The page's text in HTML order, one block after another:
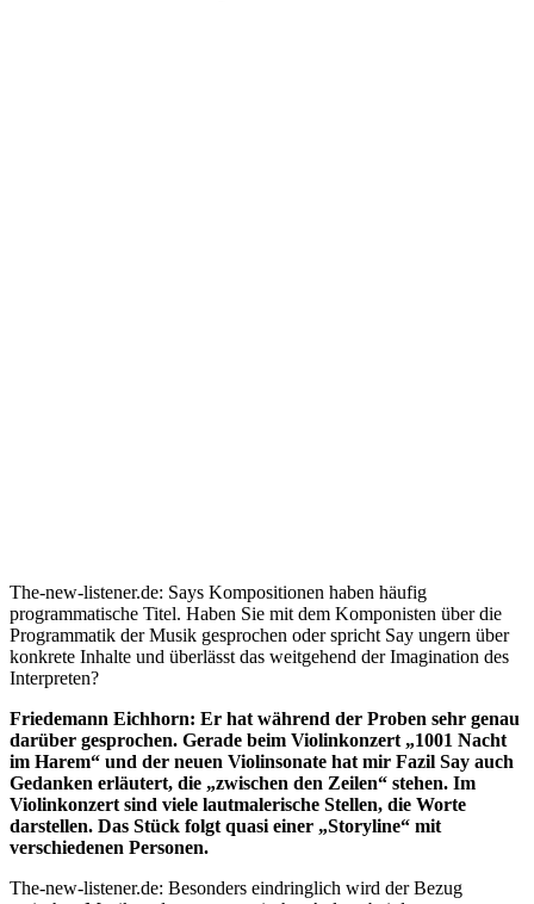
The-new-listener.de: Says Kompositionen haben häufig
programmatische Titel. Haben Sie mit dem Komponisten über die
Programmatik der Musik gesprochen oder spricht Say ungern über
konkrete Inhalte und überlässt das weitgehend der Imagination des
Interpreten?
Friedemann Eichhorn: Er hat während der Proben sehr genau
darüber gesprochen. Gerade beim Violinkonzert „1001 Nacht
im Harem“ und der neuen Violinsonate hat mir Fazil Say auch
Gedanken erläutert, die „zwischen den Zeilen“ stehen. Im
Violinkonzert sind viele lautmalerische Stellen, die Worte
darstellen. Das Stück folgt quasi einer „Storyline“ mit
verschiedenen Personen.
The-new-listener.de: Besonders eindringlich wird der Bezug